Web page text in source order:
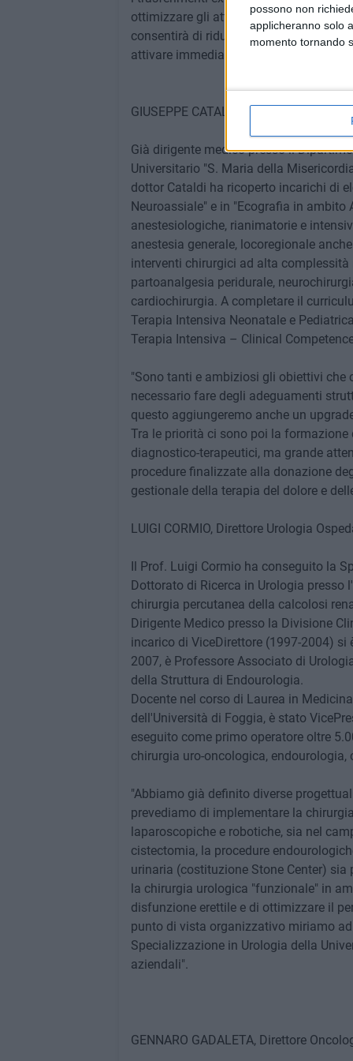
possono non
applicheranno solo
momento tornando
ottimizzare gli attuali spazi a
consentirà di ridurre i tempi di attesa
attivare immediatamente il percorso
GIUSEPPE CATALDI, Direttore
Già dirigente medico presso il
Universitario "S. Maria della
dottor Cataldi ha ricoperto incarichi di
Neuroassiale" e in "Ecografia in
anestesiologiche, rianimatorie e
anestesia generale, locoregionale
interventi chirurgici ad alta
partoanalgesia peridurale,
cardiochirurgia. A completare il
Terapia Intensiva Neonatale e
Terapia Intensiva – Clinical
"Sono tanti e ambiziosi gli obiettivi che
necessario fare degli adeguamenti
questo aggiungeremo anche un
Tra le priorità ci sono poi la
diagnostico-terapeutici, ma grande
procedure finalizzate alla donazione
gestionale della terapia del dolore e
LUIGI CORMIO, Direttore Urologia
Il Prof. Luigi Cormio ha conseguito la
Dottorato di Ricerca in Urologia
chirurgia percutanea della calcolosi
Dirigente Medico presso la Divisione
incarico di ViceDirettore (1997-2004)
2007, è Professore Associato di
della Struttura di Endourologia.
Docente nel corso di Laurea in
dell'Università di Foggia, è stato
eseguito come primo operatore oltre
chirurgia uro-oncologica,
"Abbiamo già definito diverse
prevediamo di implementare la
laparoscopiche e robotiche, sia nel
cistectomia, la procedure
urinaria (costituzione Stone Center)
la chirurgia urologica "funzionale" in
disfunzione erettile e di ottimizzare il
punto di vista organizzativo miriamo
Specializzazione in Urologia della
aziendali".
GENNARO GADALETA, Direttore